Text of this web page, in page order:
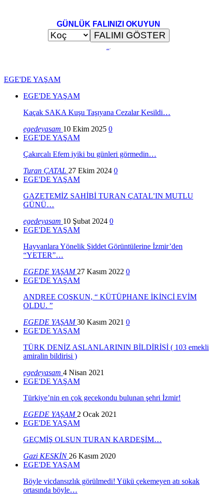
GÜNLÜK FALINIZI OKUYUN
...
EGE'DE YAŞAM
EGE'DE YAŞAM
Kaçak SAKA Kuşu Taşıyana Cezalar Kesildi…
egedeyasam 10 Ekim 2025 0
EGE'DE YAŞAM
Çakırcalı Efem iyiki bu günleri görmedin…
Turan ÇATAL 27 Ekim 2024 0
EGE'DE YAŞAM
GAZETEMİZ SAHİBİ TURAN ÇATAL’IN MUTLU
GÜNÜ…
egedeyasam 10 Şubat 2024 0
EGE'DE YAŞAM
Hayvanlara Yönelik Şiddet Görüntülerine İzmir’den
“YETER”…
EGEDE YAŞAM 27 Kasım 2022 0
EGE'DE YAŞAM
ANDREE COŞKUN, “ KÜTÜPHANE İKİNCİ EVİM
OLDU. ”
EGEDE YAŞAM30 Kasım 2021 0
EGE'DE YAŞAM
TÜRK DENİZ ASLANLARININ BİLDİRİSİ ( 103 emekli
amiralin bildirisi )
egedeyasam 4 Nisan 2021
EGE'DE YAŞAM
Türkiye’nin en çok gecekondu bulunan şehri İzmir!
EGEDE YAŞAM 2 Ocak 2021
EGE'DE YAŞAM
GEÇMİŞ OLSUN TURAN KARDEŞİM…
Gazi KESKİN 26 Kasım 2020
EGE'DE YAŞAM
Böyle vicdansızlık görülmedi! Yükü çekemeyen atı sokak
ortasında böyle…